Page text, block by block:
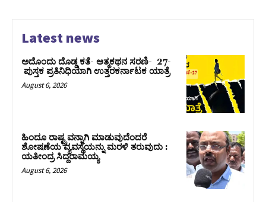
Latest news
ಅದೊಂದು ದೊಡ್ಡ ಕತೆ- ಆತ್ಮಕಥನ ಸರಣಿ- 27-
ಪುಸ್ತಕ ಪ್ರತಿನಿಧಿಯಾಗಿ ಉತ್ತರಕರ್ನಾಟಕ ಯಾತ್ರೆ
August 6, 2026
ಹಿಂದೂ ರಾಷ್ಟ್ರವನ್ನಾಗಿ ಮಾಡುವುದೆಂದರೆ
ಶೋಷಣೆಯ ವ್ಯವಸ್ಥೆಯನ್ನು ಮರಳಿ ತರುವುದು :
ಯತೀಂದ್ರ ಸಿದ್ದರಾಮಯ್ಯ
August 6, 2026